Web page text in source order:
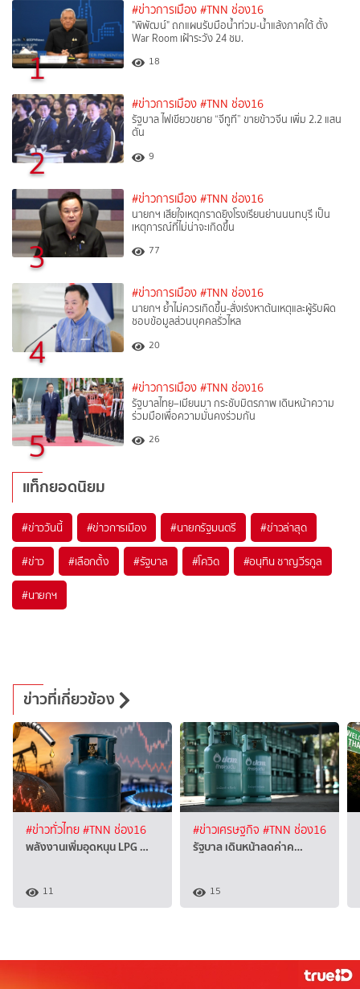
1
#ข่าวการเมือง #TNN ช่อง16
"พิพัฒน์" ถกแผนรับมือน้ำท่วม-น้ำแล้งภาคใต้ ตั้ง
War Room เฝ้าระวัง 24 ชม.
18
2
#ข่าวการเมือง #TNN ช่อง16
รัฐบาล ไฟเขียวขยาย “จีทูที” ขายข้าวจีน เพิ่ม 2.2 แสน
ตัน
9
3
#ข่าวการเมือง #TNN ช่อง16
นายกฯ เสียใจเหตุกราดยิงโรงเรียนย่านนนทบุรี เป็น
เหตุการณ์ที่ไม่น่าจะเกิดขึ้น
77
4
#ข่าวการเมือง #TNN ช่อง16
นายกฯ ย้ำไม่ควรเกิดขึ้น-สั่งเร่งหาต้นเหตุและผู้รับผิด
ชอบข้อมูลส่วนบุคคลรั่วไหล
20
5
#ข่าวการเมือง #TNN ช่อง16
รัฐบาลไทย–เมียนมา กระชับมิตรภาพ เดินหน้าความ
ร่วมมือเพื่อความมั่นคงร่วมกัน
26
แท็กยอดนิยม
#ข่าววันนี้ #ข่าวการเมือง #นายกรัฐมนตรี #ข่าวล่าสุด
#ข่าว #เลือกตั้ง #รัฐบาล #โควิด #อนุทิน ชาญวีรกูล
#นายกฯ
ข่าวที่เกี่ยวข้อง
#ข่าวทั่วไทย#TNN ช่อง16
พลังงานเพิ่มอุดหนุน LPG …
11
#ข่าวเศรษฐกิจ #TNN ช่อง16
รัฐบาล เดินหน้าลดค่าค…
15